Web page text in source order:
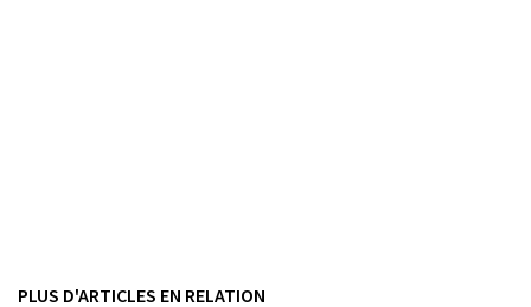
PLUS D'ARTICLES EN RELATION